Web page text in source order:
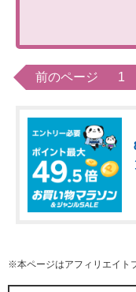
前のページ 1
※本ページはアフィリエイト